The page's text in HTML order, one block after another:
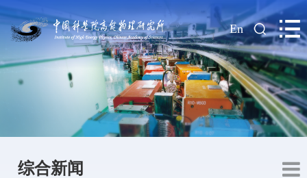
| En
综合新闻